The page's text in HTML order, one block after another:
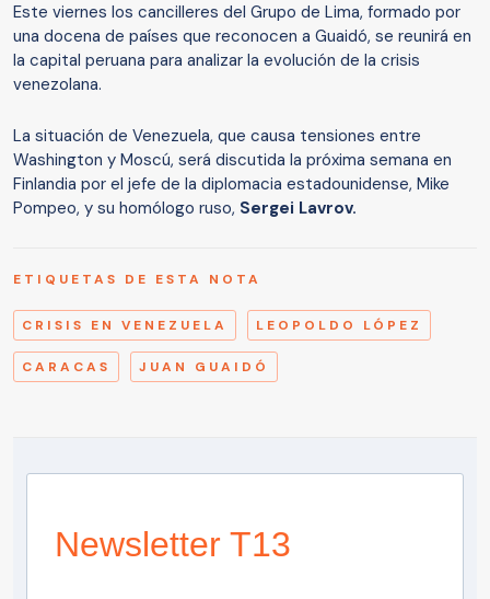
Este viernes los cancilleres del Grupo de Lima, formado por
una docena de países que reconocen a Guaidó, se reunirá en
la capital peruana para analizar la evolución de la crisis
venezolana.
La situación de Venezuela, que causa tensiones entre
Washington y Moscú, será discutida la próxima semana en
Finlandia por el jefe de la diplomacia estadounidense, Mike
Pompeo, y su homólogo ruso, Sergei Lavrov.
ETIQUETAS DE ESTA NOTA
CRISIS EN VENEZUELA LEOPOLDO LÓPEZ
CARACAS JUAN GUAIDÓ
Newsletter T13